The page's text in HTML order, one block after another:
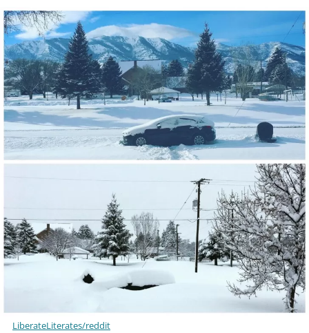
LiberateLiterates/reddit